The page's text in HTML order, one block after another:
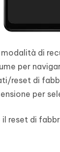
di
per
reset di
per
reset di